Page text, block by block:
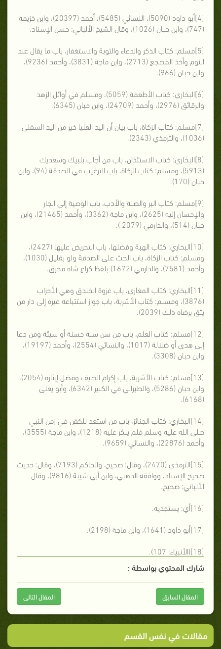
[4]أبو داود (5090)، النسائي (5485)، أحمد (20397)، وابن خزيمة
(747)، وابن حبان (1026)، وقال الشيخ الألباني: حسن الإسناد.
[5]مسلم: كتاب الذكر والدعاء والتوبة والاستغفار، باب ما يقال عند
النوم وأخذ المضجع (2713)، وابن ماجة (3831)، وأحمد (9236)،
وابن حبان (966).
[6]البخاري: كتاب الأطعمة (5059)، ومسلم في أوائل الزهد
والرقائق (2976)، وأحمد (24709)، وابن حبان (6345).
[7]مسلم: كتاب الزكاة، باب بيان أن اليد العليا خير من اليد السفلى
(1036)، والترمذي (2343).
[8]البخاري: كتاب الاستئذان، باب من أجاب بلبيك وسعديك
(5913)، ومسلم: كتاب الزكاة، باب الترغيب في الصدقة (94)، وابن
حبان (170).
[9]مسلم: كتاب البر والصلة والأدب، باب الوصية إلى الجار
والإحسان إليه (2625)، وابن ماجة (3362)، وأحمد (21465)، وابن
حبان (514)، والدارمي (2079 ).
[10]البخاري: كتاب الهبة وفضلها، باب التحريض عليها (2427)،
ومسلم: كتاب الزكاة، باب الحث على الصدقة ولو بقليل (1030)،
وأحمد (7581)، والدارمي (1672) بلفظ كراع شاه محرق.
[11]البخاري: كتاب المغازي، باب غزوة الخندق وهي الأحزاب
(3876)، ومسلم: كتاب الأشربة، باب جواز استتباعه غيره إلى دار من
يثق برضاه ذلك (2039).
[12]مسلم: كتاب العلم، باب من سن سنة حسنة أو سيئة ومن دعا
إلى هدى أو ضلالة (1017)، والنسائي (2554)، وأحمد (19197)،
وابن حبان (3308).
[13]مسلم: كتاب الأشربة، باب إكرام الضيف وفضل إيثاره (2054)،
وابن حبان (5286)، والطبراني في الكبير (6342)، وأبو يعلى
(6168).
[14]البخاري: كتاب الجنائز، باب من استعد للكفن في زمن النبي
صلى الله عليه وسلم فلم ينكر عليه (1218)، وابن ماجة (3555)،
وأحمد (22876)، والنسائي (9659).
[15]الترمذي (2470)، وقال: صحيح، والحاكم (7193)، وقال: حديث
صحيح الإسناد، ووافقه الذهبي، وابن أبي شيبة (9816)، وقال
الألباني: صحيح.
[16]أي: يستجديه.
[17]أبو داود (1641)، وابن ماجة (2198).
[18](الأنبياء: 107).
شارك المحتوي بواسطة :
المقال السابق المقال التالى
مقالات في نفس القسم